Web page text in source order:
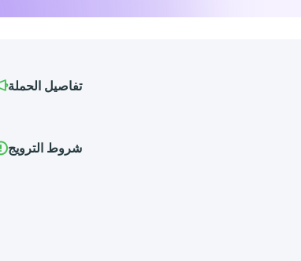
تفاصيل الحملة
شروط الترويج